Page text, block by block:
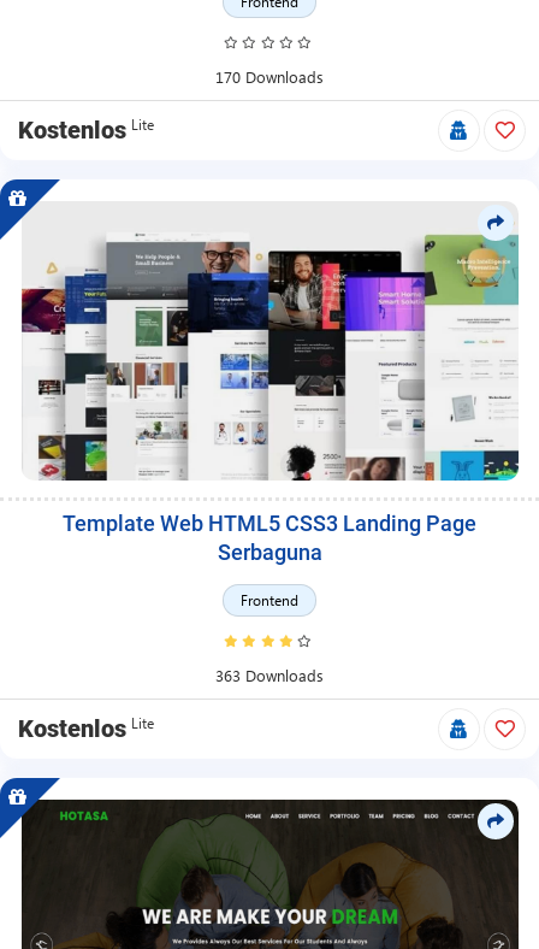
170 Downloads
Kostenlos Lite
Template Web HTML5 CSS3 Landing Page
Serbaguna
Frontend
363 Downloads
Kostenlos Lite